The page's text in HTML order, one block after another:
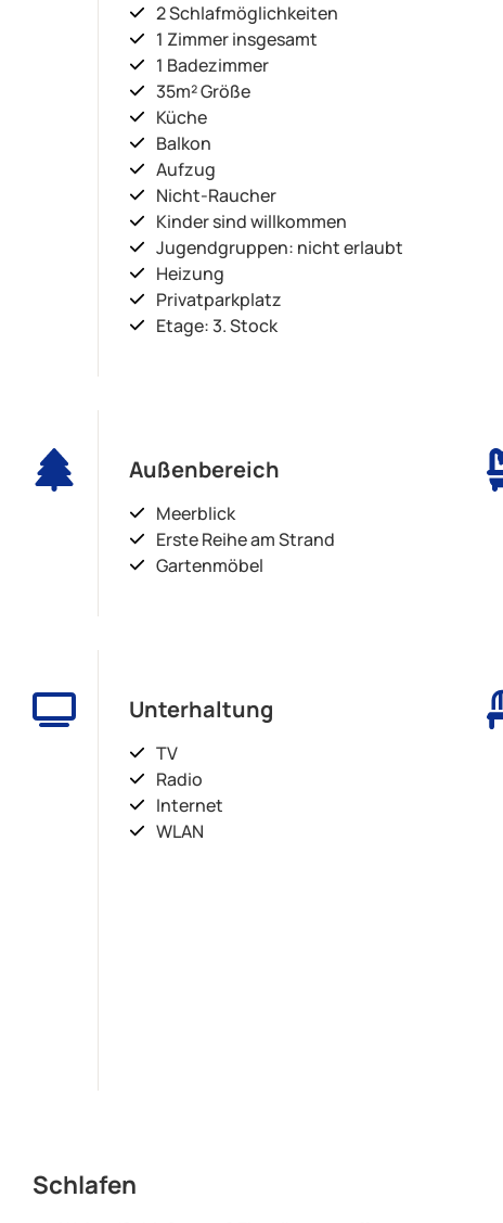
2 Schlafmöglichkeiten
1 Zimmer insgesamt
1 Badezimmer
35m² Größe
Küche
Balkon
Aufzug
Nicht-Raucher
Kinder sind willkommen
Jugendgruppen: nicht erlaubt
Heizung
Privatparkplatz
Etage: 3. Stock
Außenbereich
Meerblick
Erste Reihe am Strand
Gartenmöbel
Unterhaltung
TV
Radio
Internet
WLAN
Schlafen